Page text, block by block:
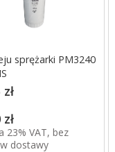
sprężarki PM3240
23% VAT, bez
dostawy